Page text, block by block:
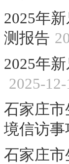
2025年
测报告
2025年
2025-
石家庄市
境信访
石家庄